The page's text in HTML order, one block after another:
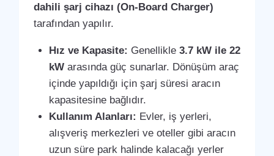
dahili şarj cihazı (On-Board Charger)
tarafından yapılır.
Hız ve Kapasite: Genellikle3.7 kW ile 22
kW arasında güç sunarlar. Dönüşüm araç
içinde yapıldığı için şarj süresi aracın
kapasitesine bağlıdır.
Kullanım Alanları: Evler, iş yerleri,
alışveriş merkezleri ve oteller gibi aracın
uzun süre park halinde kalacağı yerler